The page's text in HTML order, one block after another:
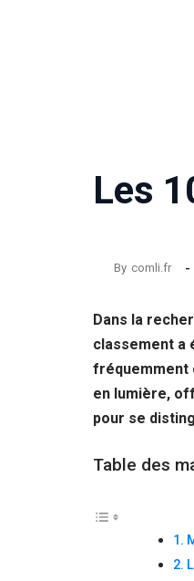
Les
By comli.fr
Dans la
classement a
fréquemment
en lumière,
pour se
Table des